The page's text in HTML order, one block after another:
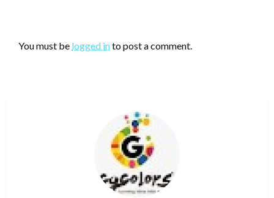
You must be logged into post a comment.